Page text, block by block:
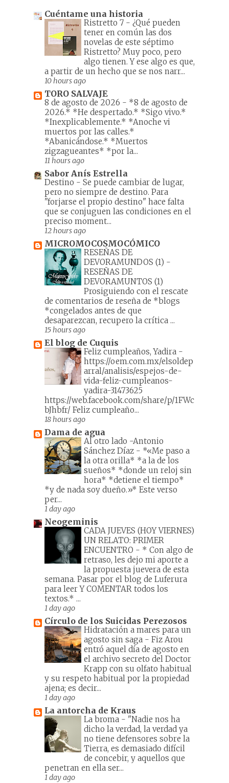
Cuéntame una historia
Ristretto 7 - ¿Qué pueden
tener en común las dos
novelas de este séptimo
Ristretto? Muy poco, pero
algo tienen. Y ese algo es que,
a partir de un hecho que se nos narr...
10 hours ago
TORO SALVAJE
8 de agosto de 2026 - *8 de agosto de
2026.* *He despertado.* *Sigo vivo.*
*Inexplicablemente.* *Anoche vi
muertos por las calles.*
*Abanicándose.* *Muertos
zigzagueantes* *por la...
11 hours ago
Sabor Anís Estrella
Destino - Se puede cambiar de lugar,
pero no siempre de destino. Para
"forjarse el propio destino" hace falta
que se conjuguen las condiciones en el
preciso moment...
12 hours ago
MICROMOCOSMOCÓMICO
RESEÑAS DE
DEVORAMUNDOS (1) -
RESEÑAS DE
DEVORAMUNTOS (1)
Prosiguiendo con el rescate
de comentarios de reseña de *blogs
*congelados antes de que
desaparezcan, recupero la crítica ...
15 hours ago
El blog de Cuquis
Feliz cumpleaños, Yadira -
https://oem.com.mx/elsoldep
arral/analisis/espejos-de-
vida-feliz-cumpleanos-
yadira-31473625
https://web.facebook.com/share/p/1FWc
bJhbfr/ Feliz cumpleaño...
18 hours ago
Dama de agua
Al otro lado -Antonio
Sánchez Díaz - *«Me paso a
la otra orilla* *a la de los
sueños* *donde un reloj sin
hora* *detiene el tiempo*
*y de nada soy dueño.»* Este verso
per...
1 day ago
Neogeminis
CADA JUEVES (HOY VIERNES)
UN RELATO: PRIMER
ENCUENTRO - * Con algo de
retraso, les dejo mi aporte a
la propuesta juevera de esta
semana. Pasar por el blog de Luferura
para leer Y COMENTAR todos los
textos.* ...
1 day ago
Círculo de los Suicidas Perezosos
Hidratación a mares para un
agosto sin saga - Fiz Arou
entró aquel día de agosto en
el archivo secreto del Doctor
Krapp con su olfato habitual
y su respeto habitual por la propiedad
ajena; es decir...
1 day ago
La antorcha de Kraus
La broma - "Nadie nos ha
dicho la verdad, la verdad ya
no tiene defensores sobre la
Tierra, es demasiado difícil
de concebir, y aquellos que
penetran en ella ser...
1 day ago